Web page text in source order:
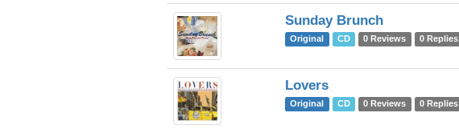
Sunday Brunch
Original CD 0 Reviews 0 Replies
Lovers
Original CD 0 Reviews 0 Replies